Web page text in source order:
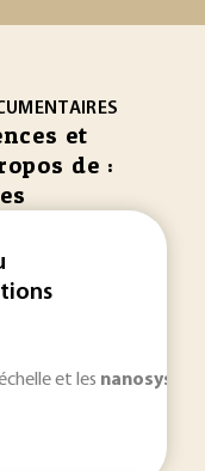
et
de :
et les